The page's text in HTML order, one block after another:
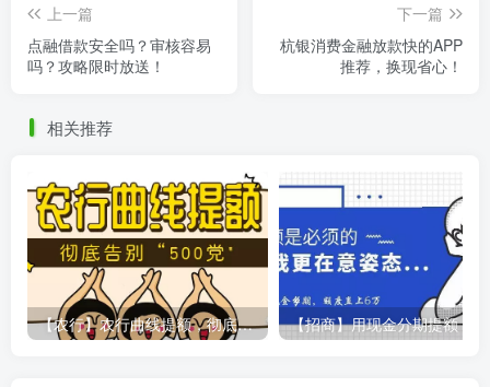
上一篇
点融借款安全吗？审核容易
吗？攻略限时放送！
下一篇
杭银消费金融放款快的APP
推荐，换现省心！
相关推荐
【农行】农行曲线提额，彻底告别“500党”